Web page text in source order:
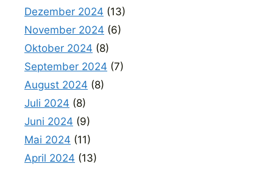
Dezember 2024 (13)
November 2024 (6)
Oktober 2024 (8)
September 2024 (7)
August 2024 (8)
Juli 2024 (8)
Juni 2024 (9)
Mai 2024 (11)
April 2024 (13)